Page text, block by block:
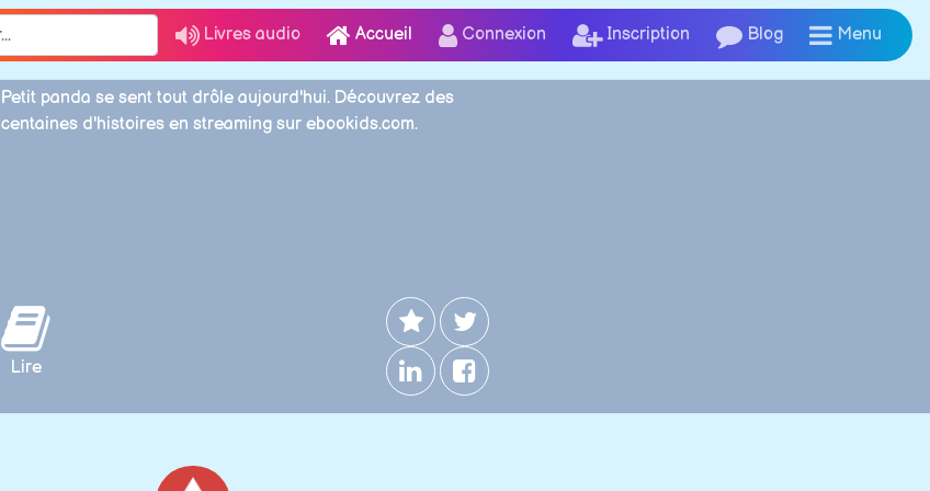
Livres audio Accueil Connexion Inscription Blog Menu
Petit panda se sent tout drôle aujourd'hui. Découvrez des
centaines d'histoires en streaming sur ebookids.com.
Lire